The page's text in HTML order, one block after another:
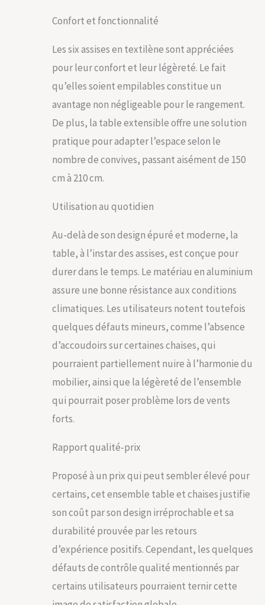
Confort et fonctionnalité
Les six assises en textilène sont appréciées
pour leur confort et leur légèreté. Le fait
qu’elles soient empilables constitue un
avantage non négligeable pour le rangement.
De plus, la table extensible offre une solution
pratique pour adapter l’espace selon le
nombre de convives, passant aisément de 150
cm à 210 cm.
Utilisation au quotidien
Au-delà de son design épuré et moderne, la
table, à l’instar des assises, est conçue pour
durer dans le temps. Le matériau en aluminium
assure une bonne résistance aux conditions
climatiques. Les utilisateurs notent toutefois
quelques défauts mineurs, comme l’absence
d’accoudoirs sur certaines chaises, qui
pourraient partiellement nuire à l’harmonie du
mobilier, ainsi que la légèreté de l’ensemble
qui pourrait poser problème lors de vents
forts.
Rapport qualité-prix
Proposé à un prix qui peut sembler élevé pour
certains, cet ensemble table et chaises justifie
son coût par son design irréprochable et sa
durabilité prouvée par les retours
d’expérience positifs. Cependant, les quelques
défauts de contrôle qualité mentionnés par
certains utilisateurs pourraient ternir cette